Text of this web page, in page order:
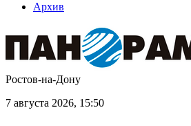
Архив
Ростов-на-Дону
7 августа 2026, 15:50